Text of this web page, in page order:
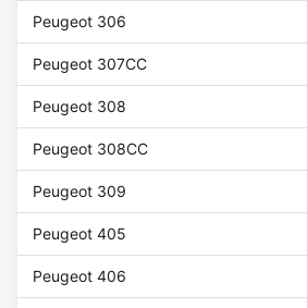
Peugeot 306
Peugeot 307CC
Peugeot 308
Peugeot 308CC
Peugeot 309
Peugeot 405
Peugeot 406